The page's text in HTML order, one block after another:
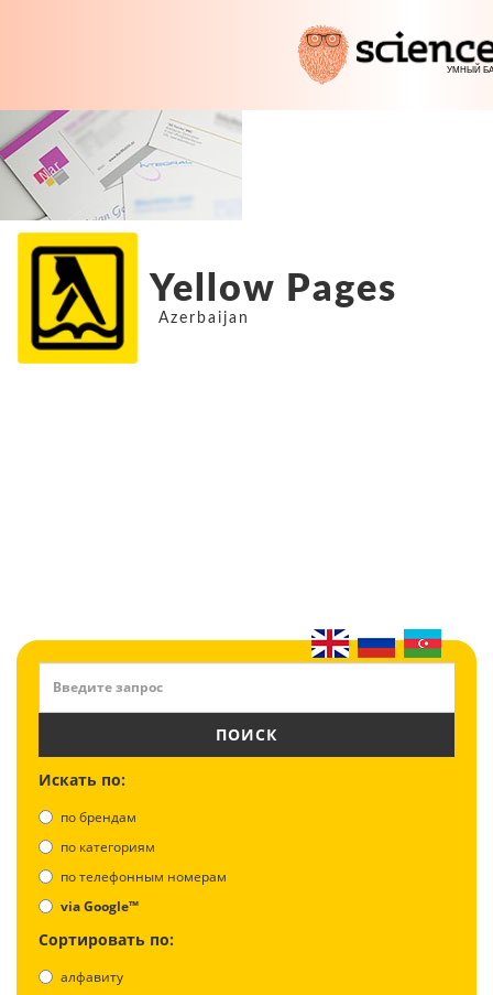
Yellow Pages
Azerbaijan
ПОИСК
Искать по:
по брендам
по категориям
по телефонным номерам
via Google™
Сортировать по:
алфавиту